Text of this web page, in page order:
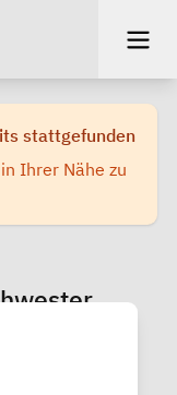
stattgefunden
Ihrer Nähe zu